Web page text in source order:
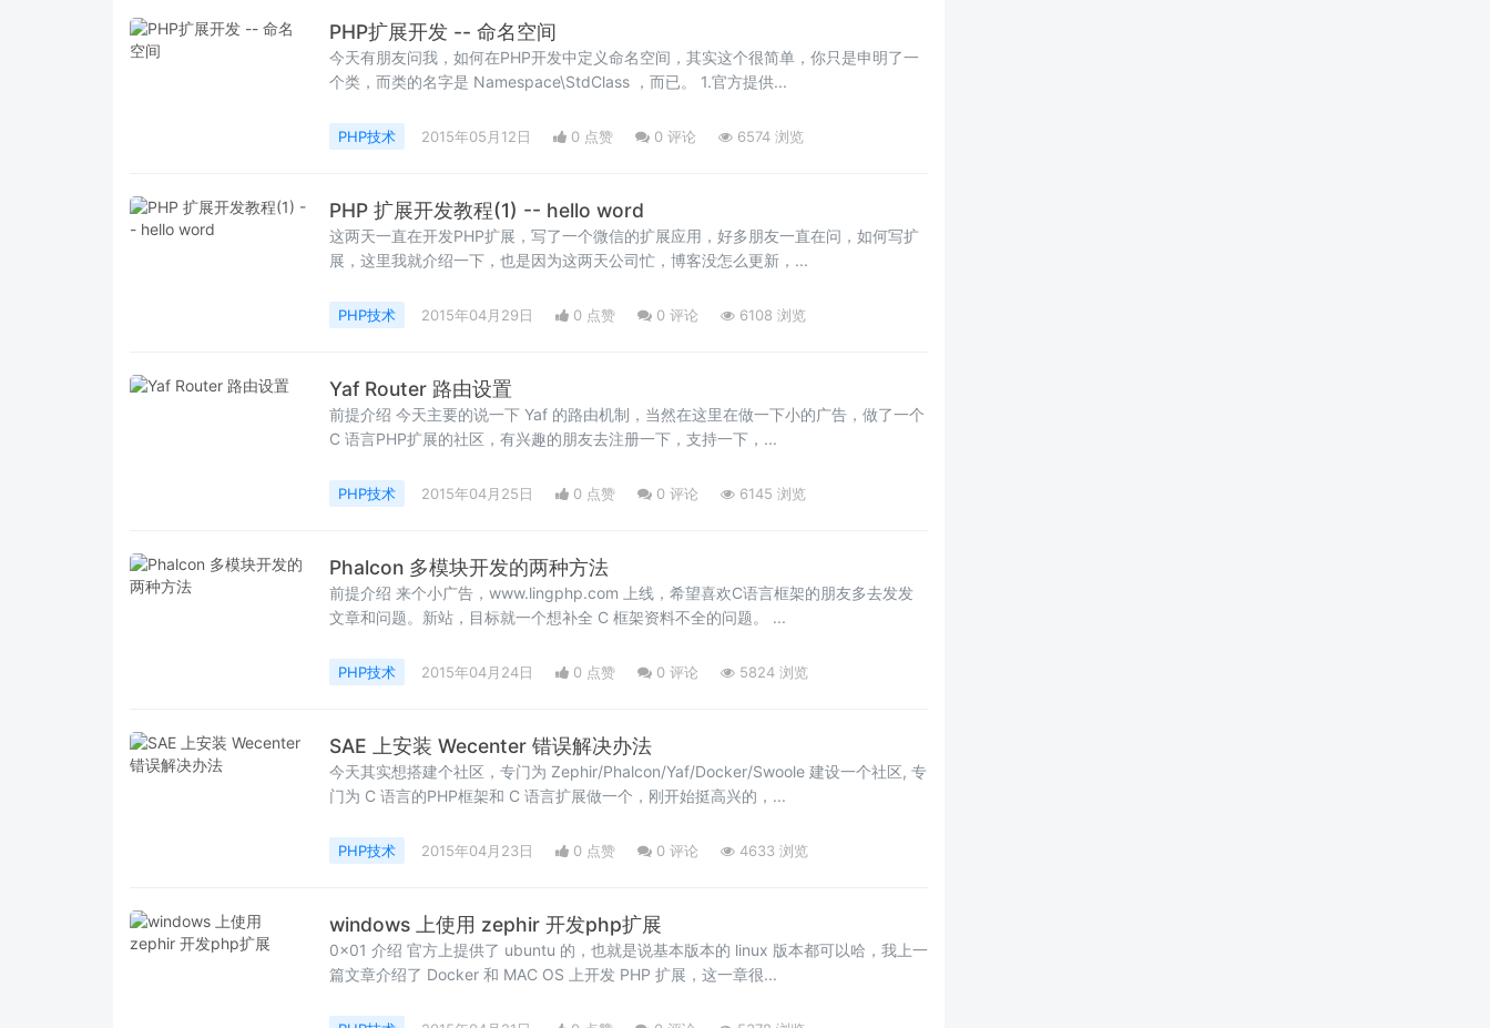
PHP扩展开发 -- 命名空间
今天有朋友问我，如何在PHP开发中定义命名空间，其实这个很简单，你只是申明了一
个类，而类的名字是 Namespace\StdClass ，而已。 1.官方提供...
PHP技术 2015年05月12日 0 点赞 0 评论 6574 浏览
PHP 扩展开发教程(1) -- hello word
这两天一直在开发PHP扩展，写了一个微信的扩展应用，好多朋友一直在问，如何写扩
展，这里我就介绍一下，也是因为这两天公司忙，博客没怎么更新，...
PHP技术 2015年04月29日 0 点赞 0 评论 6108 浏览
Yaf Router 路由设置
前提介绍 今天主要的说一下 Yaf 的路由机制，当然在这里在做一下小的广告，做了一个
C 语言PHP扩展的社区，有兴趣的朋友去注册一下，支持一下，...
PHP技术 2015年04月25日 0 点赞 0 评论 6145 浏览
Phalcon 多模块开发的两种方法
前提介绍 来个小广告，www.lingphp.com 上线，希望喜欢C语言框架的朋友多去发发
文章和问题。新站，目标就一个想补全 C 框架资料不全的问题。 ...
PHP技术 2015年04月24日 0 点赞 0 评论 5824 浏览
SAE 上安装 Wecenter 错误解决办法
今天其实想搭建个社区，专门为 Zephir/Phalcon/Yaf/Docker/Swoole 建设一个社区, 专
门为 C 语言的PHP框架和 C 语言扩展做一个，刚开始挺高兴的，...
PHP技术 2015年04月23日 0 点赞 0 评论 4633 浏览
windows 上使用 zephir 开发php扩展
0x01 介绍 官方上提供了 ubuntu 的，也就是说基本版本的 linux 版本都可以哈，我上一
篇文章介绍了 Docker 和 MAC OS 上开发 PHP 扩展，这一章很...